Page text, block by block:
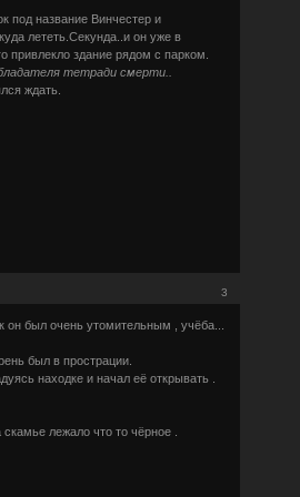
под название Винчестер и
лететь.Секунда..и он уже в
привлекло здание рядом с парком.
тетради смерти..
ждать.
3
он был очень утомительным , учёба...
был в прострации.
находке и начал её открывать .
лежало что то чёрное .